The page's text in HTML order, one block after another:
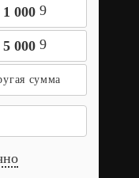
1 000 9
5 000 9